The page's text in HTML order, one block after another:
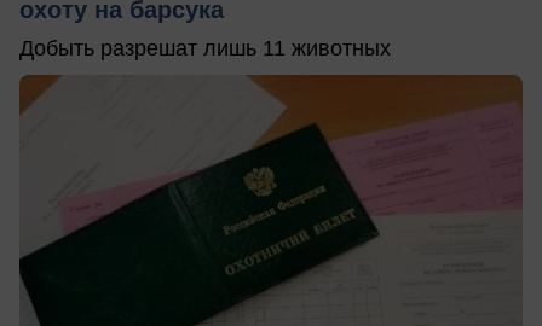
охоту на барсука
Добыть разрешат лишь 11 животных